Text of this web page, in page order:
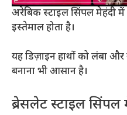
अरेबिक स्टाइल सिंपल मेहंदी
इस्तेमाल होता है।
यह डिज़ाइन हाथों को लंबा
बनाना भी आसान है।
ब्रेसलेट स्टाइल सिंपल